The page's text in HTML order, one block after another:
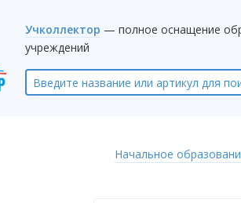
Учколлектор — полное оснащение
учреждений
Начальное